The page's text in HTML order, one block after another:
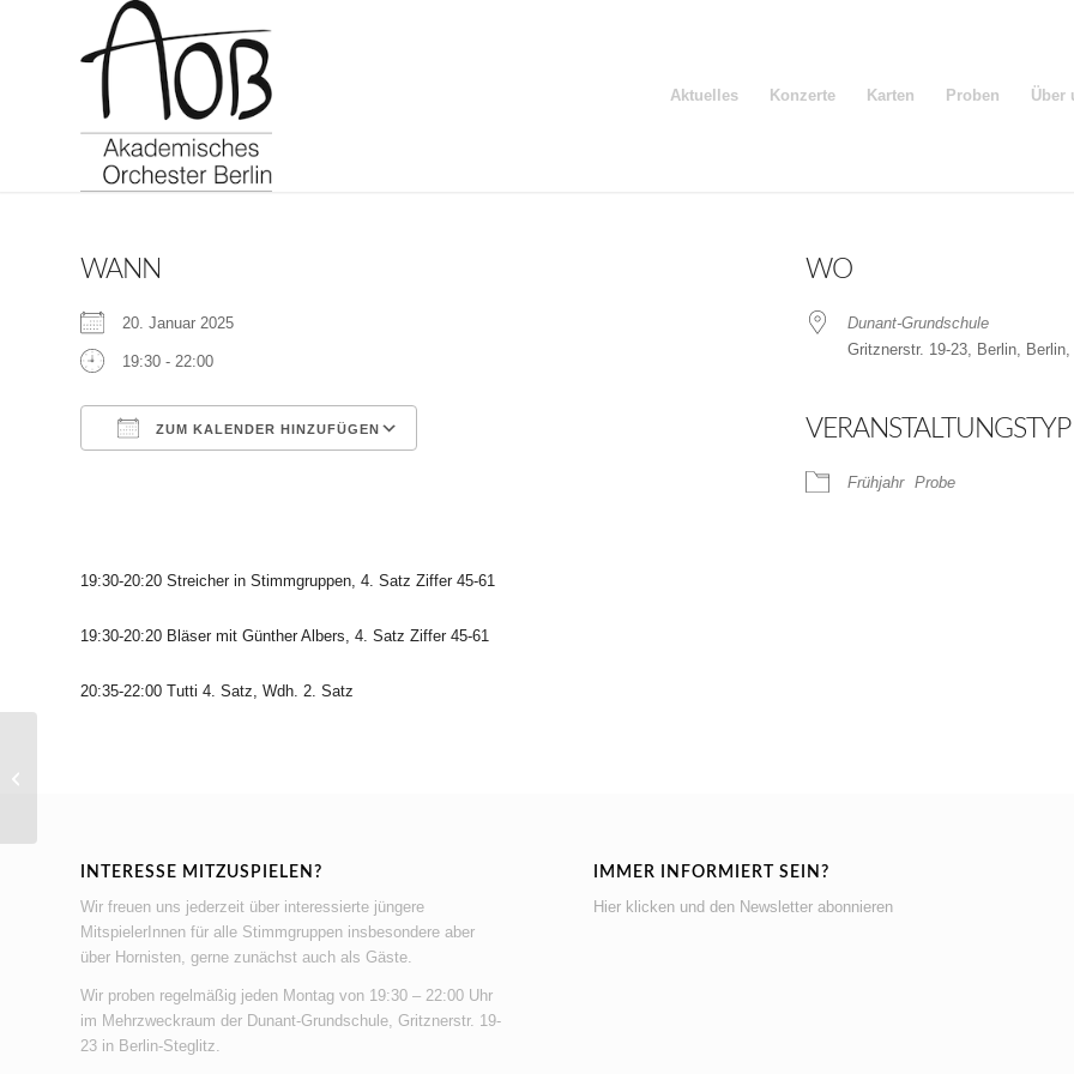
Aktuelles Konzerte Karten Proben Über
WANN
20. Januar 2025
19:30 - 22:00
ZUM KALENDER HINZUFÜGEN
iCalendar
WO
Dunant-Grundschule
Gritznerstr. 19-23, Berlin, Berlin,
VERANSTALTUNGSTYP
Frühjahr Probe
19:30-20:20 Streicher in Stimmgruppen, 4. Satz Ziffer 45-61
19:30-20:20 Bläser mit Günther Albers, 4. Satz Ziffer 45-61
20:35-22:00 Tutti 4. Satz, Wdh. 2. Satz
INTERESSE MITZUSPIELEN?
Wir freuen uns jederzeit über interessierte jüngere
MitspielerInnen für alle Stimmgruppen insbesondere aber
über Hornisten, gerne zunächst auch als Gäste.
Wir proben regelmäßig jeden Montag von 19:30 – 22:00 Uhr
im Mehrzweckraum der Dunant-Grundschule, Gritznerstr. 19-
23 in Berlin-Steglitz.
IMMER INFORMIERT SEIN?
Hier klicken und den Newsletter abonnieren